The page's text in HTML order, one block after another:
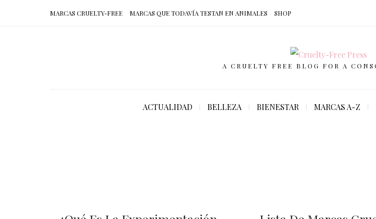
MARCAS CRUELTY-FREE MARCAS QUE TODAVÍA TESTAN EN ANIMALES SHOP
A CRUELTY FREE BLOG FOR A
ACTUALIDAD BELLEZA BIENESTAR MARCAS A-Z